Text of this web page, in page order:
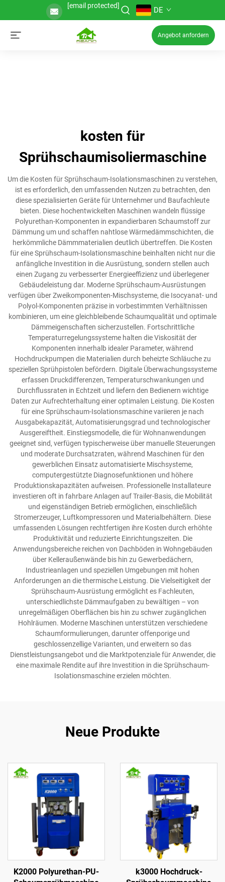
[email protected] DE
Angebot anfordern
kosten für
Sprühschaumisoliermaschine
Um die Kosten für Sprühschaum-Isolationsmaschinen zu verstehen,
ist es erforderlich, den umfassenden Nutzen zu betrachten, den
diese spezialisierten Geräte für Unternehmer und Baufachleute
bieten. Diese hochentwickelten Maschinen wandeln flüssige
Polyurethan-Komponenten in expandierbaren Schaumstoff zur
Dämmung um und schaffen nahtlose Wärmedämmschichten, die
herkömmliche Dämmmaterialien deutlich übertreffen. Die Kosten
für eine Sprühschaum-Isolationsmaschine beinhalten nicht nur die
anfängliche Investition in die Ausrüstung, sondern stellen auch
einen Zugang zu verbesserter Energieeffizienz und überlegener
Gebäudeleistung dar. Moderne Sprühschaum-Ausrüstungen
verfügen über Zweikomponenten-Mischsysteme, die Isocyanat- und
Polyol-Komponenten präzise in vorbestimmten Verhältnissen
kombinieren, um eine gleichbleibende Schaumqualität und optimale
Dämmeigenschaften sicherzustellen. Fortschrittliche
Temperaturregelungssysteme halten die Viskosität der
Komponenten innerhalb idealer Parameter, während
Hochdruckpumpen die Materialien durch beheizte Schläuche zu
speziellen Sprühpistolen befördern. Digitale Überwachungssysteme
erfassen Druckdifferenzen, Temperaturschwankungen und
Durchflussraten in Echtzeit und liefern den Bedienern wichtige
Daten zur Aufrechterhaltung einer optimalen Leistung. Die Kosten
für eine Sprühschaum-Isolationsmaschine variieren je nach
Ausgabekapazität, Automatisierungsgrad und technologischer
Ausgereiftheit. Einstiegsmodelle, die für Wohnanwendungen
geeignet sind, verfügen typischerweise über manuelle Steuerungen
und moderate Durchsatzraten, während Maschinen für den
gewerblichen Einsatz automatisierte Mischsysteme,
computergestützte Diagnosefunktionen und höhere
Produktionskapazitäten aufweisen. Professionelle Installateure
investieren oft in fahrbare Anlagen auf Trailer-Basis, die Mobilität
und eigenständigen Betrieb ermöglichen, einschließlich
Stromerzeuger, Luftkompressoren und Materialbehältern. Diese
umfassenden Lösungen rechtfertigen ihre Kosten durch erhöhte
Produktivität und reduzierte Einrichtungszeiten. Die
Anwendungsbereiche reichen von Dachböden in Wohngebäuden
über Kelleraußenwände bis hin zu Gewerbedächern,
Industrieanlagen und speziellen Umgebungen mit hohen
Anforderungen an die thermische Leistung. Die Vielseitigkeit der
Sprühschaum-Ausrüstung ermöglicht es Fachleuten,
unterschiedlichste Dämmaufgaben zu bewältigen – von
unregelmäßigen Oberflächen bis hin zu schwer zugänglichen
Hohlräumen. Moderne Maschinen unterstützen verschiedene
Schaumformulierungen, darunter offenporige und
geschlossenzellige Varianten, und erweitern so das
Dienstleistungsangebot und die Marktpotenziale für Anwender, die
eine maximale Rendite auf ihre Investition in die Sprühschaum-
Isolationsmaschine erzielen möchten.
Neue Produkte
K2000 Polyurethan-PU-
k3000 Hochdruck-